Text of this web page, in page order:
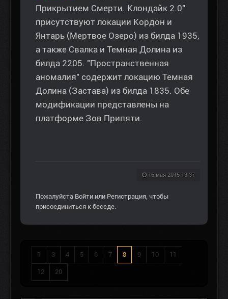
Прикрытием Смерти. Клондайк 2.0"
присутствуют локации Кордон и
Янтарь (Мертвое Озеро) из билда 1935,
а также Свалка и Темная Долина из
билда 2205. "Пространственная
аномалия" содержит локацию Темная
Долина (Застава) из билда 1835. Обе
модификации представлены на
платформе Зов Припяти.
16 мая 2015 13:37
Пожалуйста Войти или Регистрация , чтобы
присоединиться к беседе.
1 3 4 5 6 7 8 9 10 11
12 20